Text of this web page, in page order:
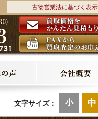
古物営業法に基づく表示
文字サイズ： 小 中